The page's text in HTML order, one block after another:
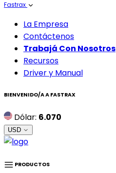
Fastrax
La Empresa
Contáctenos
Trabajá Con Nosotros
Recursos
Driver y Manual
BIENVENIDO/A A FASTRAX
Dólar: 6.070
USD
PRODUCTOS